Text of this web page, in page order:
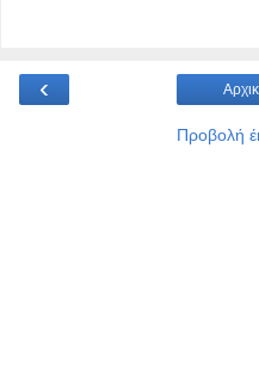
‹
Προβολή